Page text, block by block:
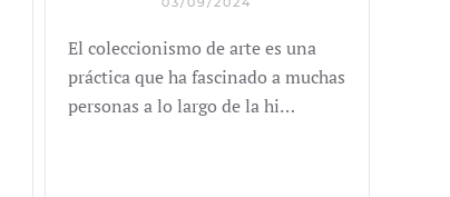
El coleccionismo de arte es una
práctica que ha fascinado a muchas
personas a lo largo de la hi…